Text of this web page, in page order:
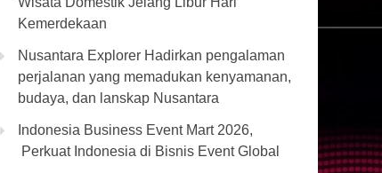
Kemerdekaan
Nusantara Explorer Hadirkan pengalaman
perjalanan yang memadukan kenyamanan,
budaya, dan lanskap Nusantara
Indonesia Business Event Mart 2026,
Perkuat Indonesia di Bisnis Event Global